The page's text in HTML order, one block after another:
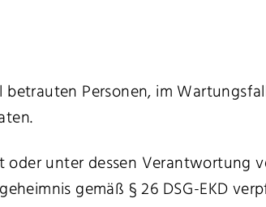
Personen, im
unter dessen Verantwortung
gemäß § 26 DSG-EKD